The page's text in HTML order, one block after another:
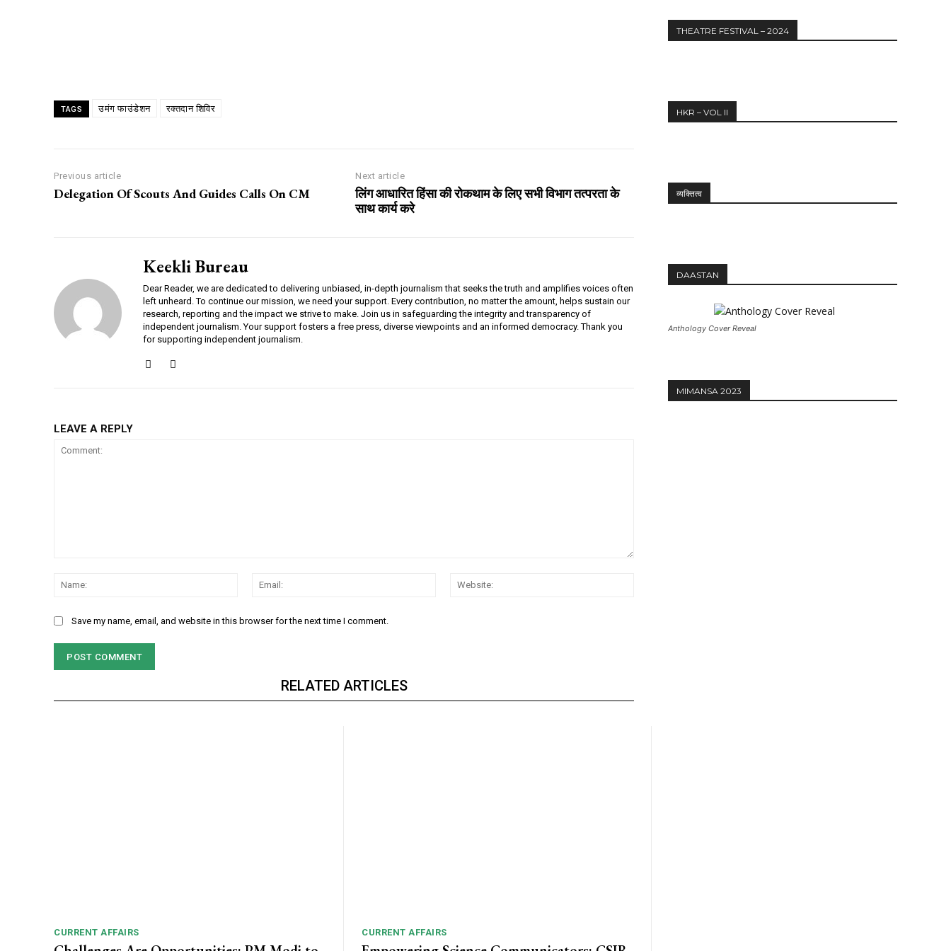
TAGS उमंग फाउंडेशन रक्तदान शिविर
Previous article
Delegation Of Scouts And Guides Calls On CM
Next article
लिंग आधारित हिंसा की रोकथाम के लिए सभी विभाग तत्परता के
साथ कार्य करे
Keekli Bureau
Dear Reader, we are dedicated to delivering unbiased, in-depth journalism that seeks the truth and amplifies voices often
left unheard. To continue our mission, we need your support. Every contribution, no matter the amount, helps sustain our
research, reporting and the impact we strive to make. Join us in safeguarding the integrity and transparency of
independent journalism. Your support fosters a free press, diverse viewpoints and an informed democracy. Thank you
for supporting independent journalism.
LEAVE A REPLY
Name:
Email:
Save my name, email, and website in this browser for the next time I comment.
RELATED ARTICLES
CURRENT AFFAIRS CURRENT AFFAIRS
THEATRE FESTIVAL – 2024
HKR – VOL II
व्यक्तित्व
DAASTAN
Anthology Cover Reveal
MIMANSA 2023